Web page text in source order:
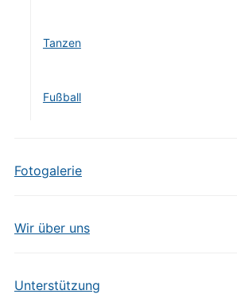
Tanzen
Fußball
Fotogalerie
Wir über uns
Unterstützung